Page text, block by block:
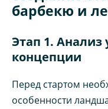
барбекю и
Этап 1. Анализ
концепции
Перед стартом
особенности